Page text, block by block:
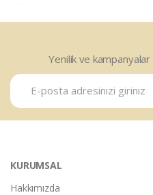
Yenilik ve
KURUMSAL
Hakkımızda